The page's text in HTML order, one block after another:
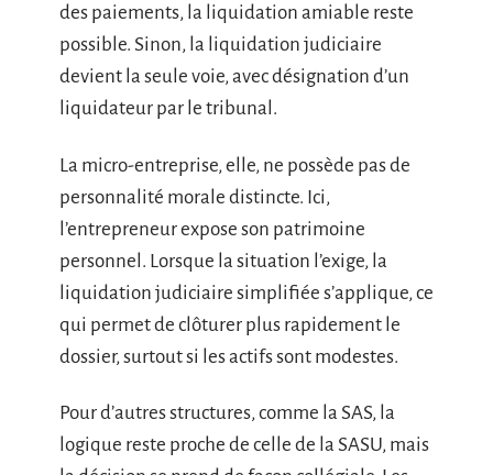
des paiements, la liquidation amiable reste
possible. Sinon, la liquidation judiciaire
devient la seule voie, avec désignation d’un
liquidateur par le tribunal.
La micro-entreprise, elle, ne possède pas de
personnalité morale distincte. Ici,
l’entrepreneur expose son patrimoine
personnel. Lorsque la situation l’exige, la
liquidation judiciaire simplifiée s’applique, ce
qui permet de clôturer plus rapidement le
dossier, surtout si les actifs sont modestes.
Pour d’autres structures, comme la SAS, la
logique reste proche de celle de la SASU, mais